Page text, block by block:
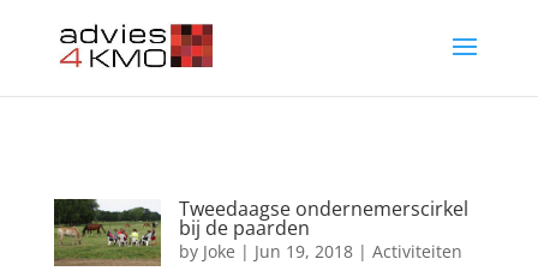
Tweedaagse ondernemerscirkel
bij de paarden
by Joke | Jun 19, 2018| Activiteiten